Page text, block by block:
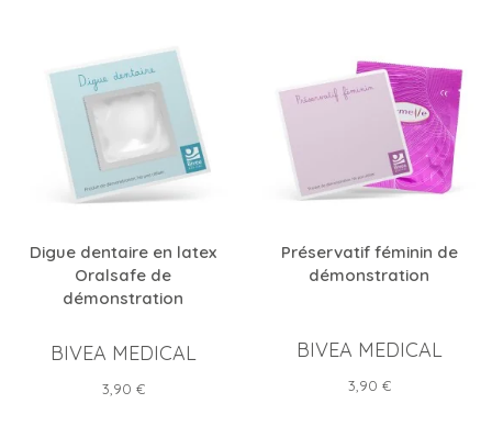
Digue dentaire en latex
Oralsafe de
démonstration
BIVEA MEDICAL
Prix
3,90 €
Préservatif féminin de
démonstration
BIVEA MEDICAL
Prix
3,90 €